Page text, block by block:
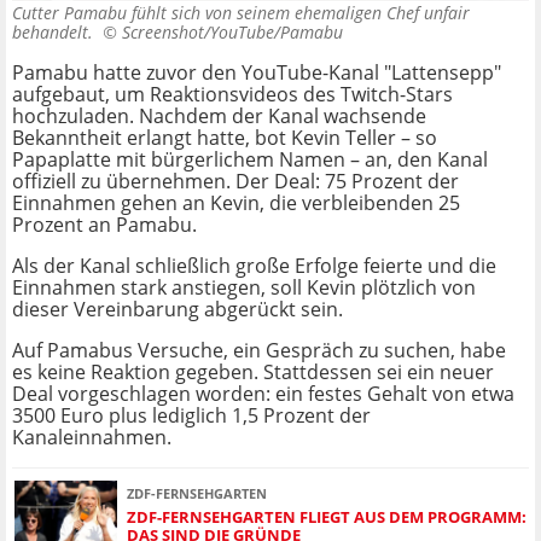
Cutter Pamabu fühlt sich von seinem ehemaligen Chef unfair
behandelt. © Screenshot/YouTube/Pamabu
Pamabu hatte zuvor den YouTube-Kanal "Lattensepp"
aufgebaut, um Reaktionsvideos des Twitch-Stars
hochzuladen. Nachdem der Kanal wachsende
Bekanntheit erlangt hatte, bot Kevin Teller – so
Papaplatte mit bürgerlichem Namen – an, den Kanal
offiziell zu übernehmen. Der Deal: 75 Prozent der
Einnahmen gehen an Kevin, die verbleibenden 25
Prozent an Pamabu.
Als der Kanal schließlich große Erfolge feierte und die
Einnahmen stark anstiegen, soll Kevin plötzlich von
dieser Vereinbarung abgerückt sein.
Auf Pamabus Versuche, ein Gespräch zu suchen, habe
es keine Reaktion gegeben. Stattdessen sei ein neuer
Deal vorgeschlagen worden: ein festes Gehalt von etwa
3500 Euro plus lediglich 1,5 Prozent der
Kanaleinnahmen.
ZDF-FERNSEHGARTEN
ZDF-FERNSEHGARTEN FLIEGT AUS DEM PROGRAMM:
DAS SIND DIE GRÜNDE